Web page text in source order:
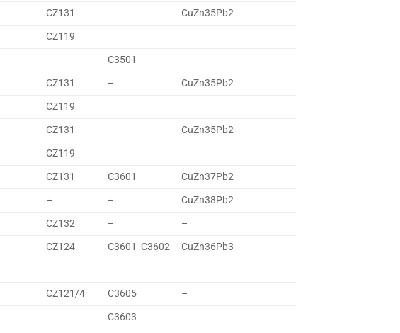
CZ131 –
CuZn35Pb2
CZ119
– C3501
–
CZ131 –
CuZn35Pb2
CZ119
CZ131 –
CuZn35Pb2
CZ119
CZ131 C3601
CuZn37Pb2
– –
CuZn38Pb2
CZ132 –
–
CZ124 C3601 C3602
CuZn36Pb3
CZ121/4 C3605
–
– C3603 –